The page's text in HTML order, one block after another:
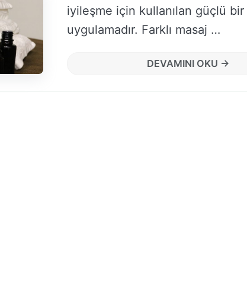
iyileşme için kullanılan güçlü bir
uygulamadır. Farklı masaj …
DEVAMINI OKU →